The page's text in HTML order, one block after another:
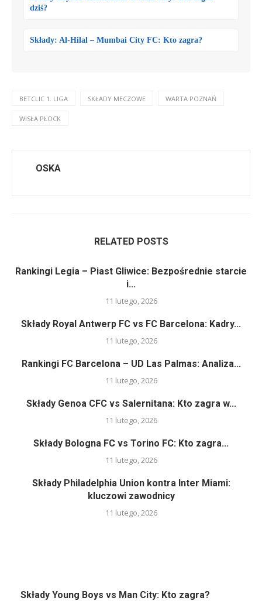
dziś?
Składy: Al-Hilal – Mumbai City FC: Kto zagra?
BETCLIC 1. LIGA SKŁADY MECZOWE WARTA POZNAŃ
WISŁA PŁOCK
OSKA
RELATED POSTS
Rankingi Legia – Piast Gliwice: Bezpośrednie starcie
i...
11 lutego, 2026
Składy Royal Antwerp FC vs FC Barcelona: Kadry...
11 lutego, 2026
Rankingi FC Barcelona – UD Las Palmas: Analiza...
11 lutego, 2026
Składy Genoa CFC vs Salernitana: Kto zagra w...
11 lutego, 2026
Składy Bologna FC vs Torino FC: Kto zagra...
11 lutego, 2026
Składy Philadelphia Union kontra Inter Miami:
kluczowi zawodnicy
11 lutego, 2026
Składy Young Boys vs Man City: Kto zagra?